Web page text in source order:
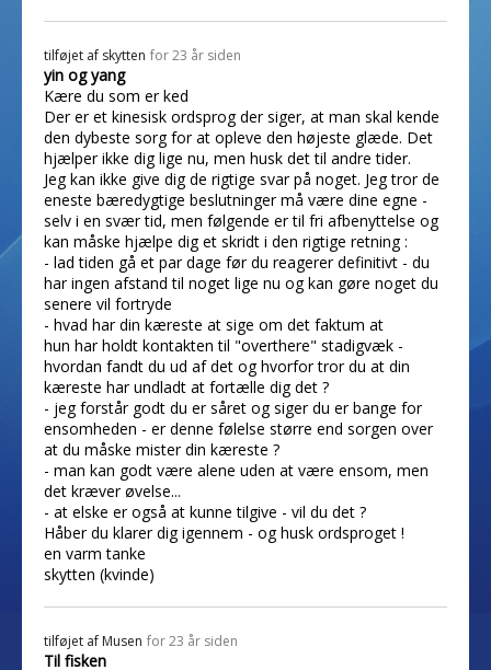
tilføjet af skytten for 23 år siden
yin og yang
Kære du som er ked
Der er et kinesisk ordsprog der siger, at man skal kende
den dybeste sorg for at opleve den højeste glæde. Det
hjælper ikke dig lige nu, men husk det til andre tider.
Jeg kan ikke give dig de rigtige svar på noget. Jeg tror de
eneste bæredygtige beslutninger må være dine egne -
selv i en svær tid, men følgende er til fri afbenyttelse og
kan måske hjælpe dig et skridt i den rigtige retning :
- lad tiden gå et par dage før du reagerer definitivt - du
har ingen afstand til noget lige nu og kan gøre noget du
senere vil fortryde
- hvad har din kæreste at sige om det faktum at
hun har holdt kontakten til "overthere" stadigvæk -
hvordan fandt du ud af det og hvorfor tror du at din
kæreste har undladt at fortælle dig det ?
- jeg forstår godt du er såret og siger du er bange for
ensomheden - er denne følelse større end sorgen over
at du måske mister din kæreste ?
- man kan godt være alene uden at være ensom, men
det kræver øvelse...
- at elske er også at kunne tilgive - vil du det ?
Håber du klarer dig igennem - og husk ordsproget !
en varm tanke
skytten (kvinde)
tilføjet af Musen for 23 år siden
Til fisken